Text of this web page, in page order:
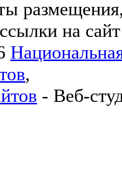
на
,
- Веб-